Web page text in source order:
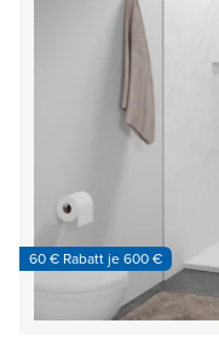
60 € Rabatt je 600 €